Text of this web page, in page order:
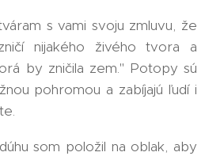
s vami svoju zmluvu, že
nijakého živého tvora a
by zničila zem." Potopy sú
pohromou a zabíjajú ľudí i
som položil na oblak, aby